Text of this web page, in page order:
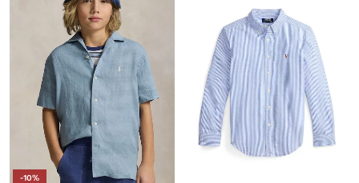
-10%